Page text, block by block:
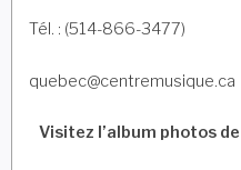
Tél. : (514-866-3477)
quebec@centremusique.ca
Visitez l’album photos